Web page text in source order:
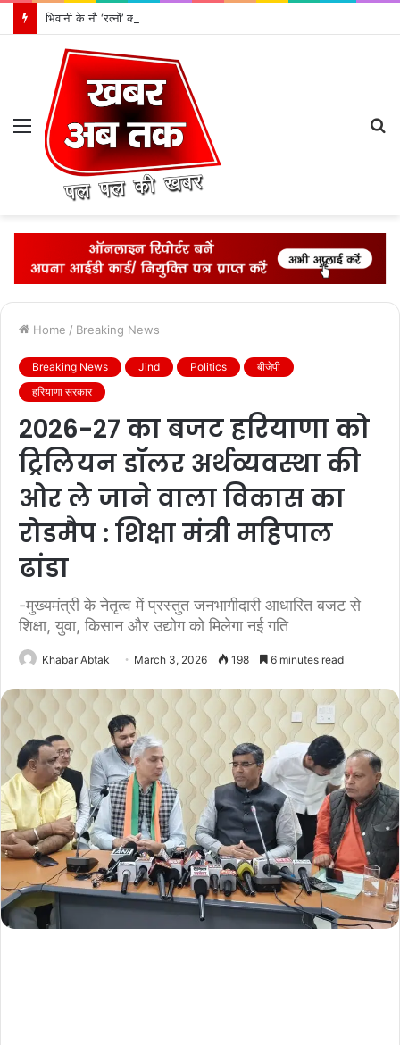
भिवानी के नौ ‘रत्नों’ को मिलेगा बीपीएमएस का ‘नवरत्न अवार्ड 2026’
Menu
Home / Breaking News
Breaking News Jind Politics
बीजेपी
हरियाणा सरकार
2026-27 का बजट हरियाणा को
ट्रिलियन डॉलर अर्थव्यवस्था की
ओर ले जाने वाला विकास का
रोडमैप : शिक्षा मंत्री महिपाल
ढांडा
-मुख्यमंत्री के नेतृत्व में प्रस्तुत जनभागीदारी आधारित बजट से
शिक्षा, युवा, किसान और उद्योग को मिलेगा नई गति
Khabar Abtak March 3, 2026 198 6 minutes read